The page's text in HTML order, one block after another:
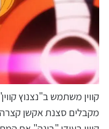
קווין משתמש ב"נצנוץ
מקבלים סצנת אקשן